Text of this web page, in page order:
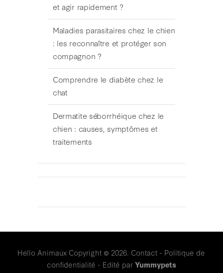
et agir rapidement ?
Maladies parasitaires chez le chien
: les reconnaître et protéger son
compagnon ?
Comprendre le diabète chez le
chat
Dermatite séborrhéique chez le
chien : causes, symptômes et
traitements
Hello Animaux Copyright © 2026. Contact - Politique de
confidentialité - Edité parYummypets